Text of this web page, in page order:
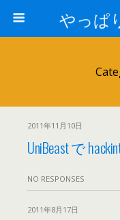
やっぱ
2011年11月10日
UniBeast で
NO RESPONSES
2011年8月17日